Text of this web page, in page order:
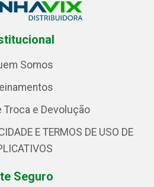
Somos
Troca e Devolução
E TERMOS DE USO DE
Seguro